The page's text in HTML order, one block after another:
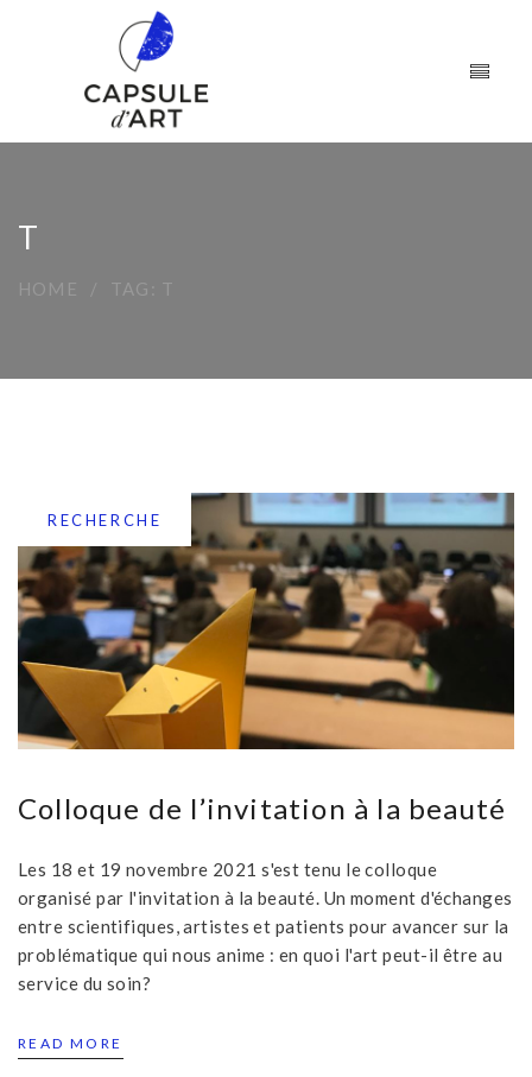
T
HOME TAG: T
RECHERCHE
Colloque de l’invitation à la beauté
Les 18 et 19 novembre 2021 s'est tenu le colloque
organisé par l'invitation à la beauté. Un moment d'échanges
entre scientifiques, artistes et patients pour avancer sur la
problématique qui nous anime : en quoi l'art peut-il être au
service du soin?
READ MORE